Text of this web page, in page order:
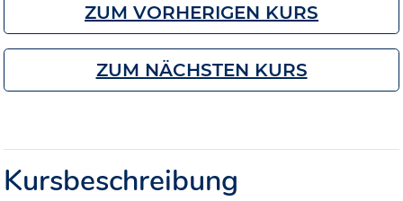
ZUM VORHERIGEN KURS
ZUM NÄCHSTEN KURS
Kursbeschreibung